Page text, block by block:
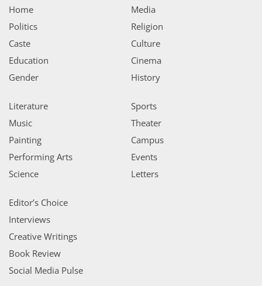
Home
Politics
Caste
Education
Gender
Media
Religion
Culture
Cinema
History
Literature
Music
Painting
Performing Arts
Science
Sports
Theater
Campus
Events
Letters
Editor’s Choice
Interviews
Creative Writings
Book Review
Social Media Pulse